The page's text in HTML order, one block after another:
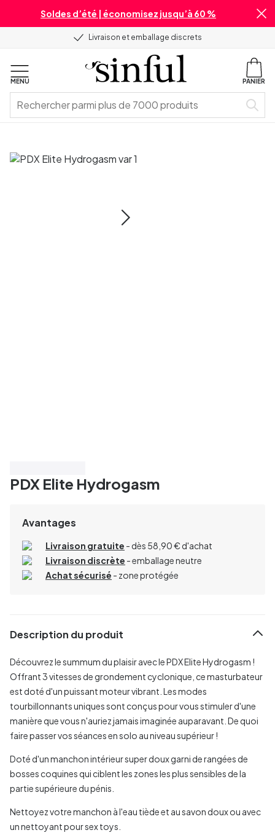
Soldes d’été | économisez jusqu’à 60 %
Livraison et emballage discrets
MENU PANIER
PDX Elite Hydrogasm
Avantages
Livraison gratuite - dès 58,90 € d'achat
Livraison discrète - emballage neutre
Achat sécurisé - zone protégée
Description du produit
Découvrez le summum du plaisir avec le PDX Elite Hydrogasm !
Offrant 3 vitesses de grondement cyclonique, ce masturbateur
est doté d'un puissant moteur vibrant. Les modes
tourbillonnants uniques sont conçus pour vous stimuler d'une
manière que vous n'auriez jamais imaginée auparavant. De quoi
faire passer vos séances en solo au niveau supérieur !
Doté d'un manchon intérieur super doux garni de rangées de
bosses coquines qui ciblent les zones les plus sensibles de la
partie supérieure du pénis.
Nettoyez votre manchon à l'eau tiède et au savon doux ou avec
un nettoyant pour sex toys.